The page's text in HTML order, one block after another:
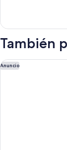
sqm
4
people)
(1bed×2beds
4
people)
También
Anuncio
Hotel Oriental